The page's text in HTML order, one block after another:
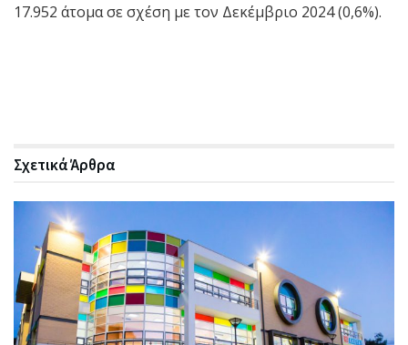
17.952 άτομα σε σχέση με τον Δεκέμβριο 2024 (0,6%).
ΣχετικάΆρθρα